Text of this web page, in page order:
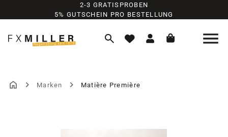
Zum Hauptinhalt springen
2-3 GRATISPROBEN
5% GUTSCHEIN PRO BESTELLUNG
Marken Matière Première